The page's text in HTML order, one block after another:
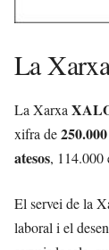
La
La Xarxa
xifra de
atesos, 114.000
El servei de la
laboral i el